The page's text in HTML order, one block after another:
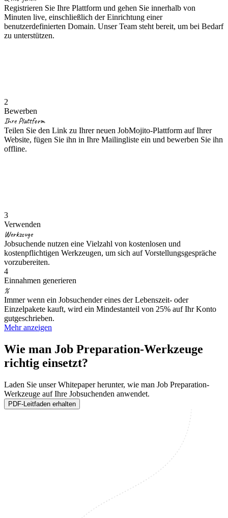
Registrieren Sie Ihre Plattform und gehen Sie innerhalb von
Minuten live, einschließlich der Einrichtung einer
benutzerdefinierten Domain. Unser Team steht bereit, um bei Bedarf
zu unterstützen.
2
Bewerben
Ihre Plattform
Teilen Sie den Link zu Ihrer neuen JobMojito-Plattform auf Ihrer
Website, fügen Sie ihn in Ihre Mailingliste ein und bewerben Sie ihn
offline.
3
Verwenden
Werkzeuge
Jobsuchende nutzen eine Vielzahl von kostenlosen und
kostenpflichtigen Werkzeugen, um sich auf Vorstellungsgespräche
vorzubereiten.
4
Einnahmen generieren
%
Immer wenn ein Jobsuchender eines der Lebenszeit- oder
Einzelpakete kauft, wird ein Mindestanteil von 25% auf Ihr Konto
gutgeschrieben.
Mehr anzeigen
Wie man Job Preparation-Werkzeuge
richtig einsetzt?
Laden Sie unser Whitepaper herunter, wie man Job Preparation-
Werkzeuge auf Ihre Jobsuchenden anwendet.
PDF-Leitfaden erhalten